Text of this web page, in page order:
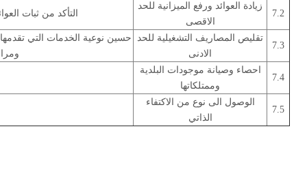
التأكد من ثبات
زيادة العوائد ورفع الميزانية للحد
الاقصى
7.2
حسين نوعية الخدمات التي تقدمها تقليص المصاريف التشغيلية للحد
الادنى
7.3
احصاء وصيانة موجودات البلدية
وممتلكاتها
7.4
الوصول الى نوع من الاكتفاء
الذاتي
7.5